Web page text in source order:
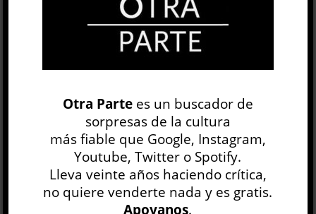
Vija Celmins
Graciela Speranza
12 DIC, 2019
A la extraordinaria retrospectiva de Vija Celmins
que puede verse en Nueva York hasta
Otra Partees un buscador de
sorpresas de la cultura
más fiable que Google, Instagram,
Youtube, Twitter o Spotify.
Lleva veinte años haciendo crítica,
no quiere venderte nada y es gratis.
Apoyanos.